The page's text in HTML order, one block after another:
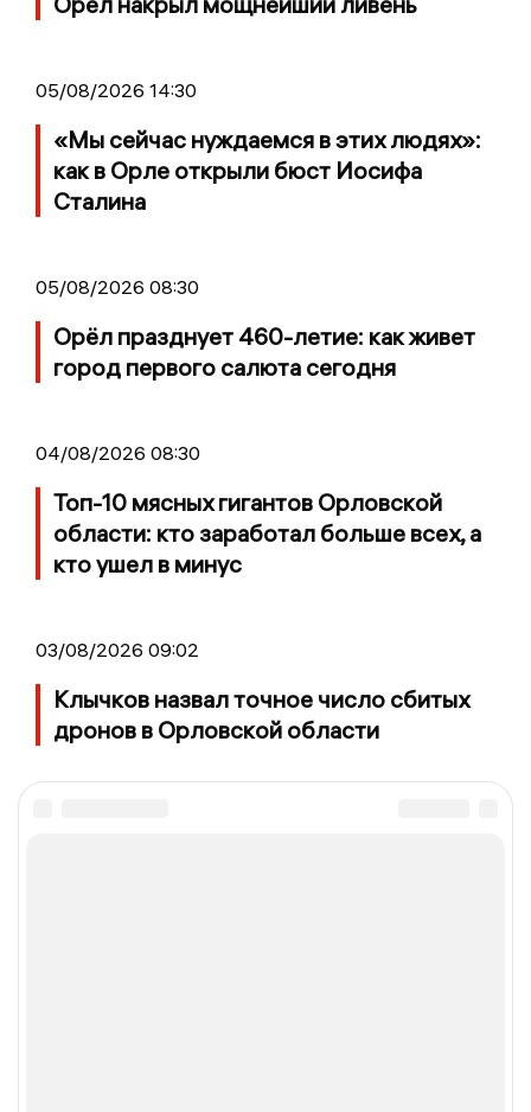
05/08/2026 14:30
«Мы сейчас нуждаемся в этих людях»:
как в Орле открыли бюст Иосифа
Сталина
05/08/2026 08:30
Орёл празднует 460-летие: как живет
город первого салюта сегодня
04/08/2026 08:30
Топ-10 мясных гигантов Орловской
области: кто заработал больше всех, а
кто ушел в минус
03/08/2026 09:02
Клычков назвал точное число сбитых
дронов в Орловской области